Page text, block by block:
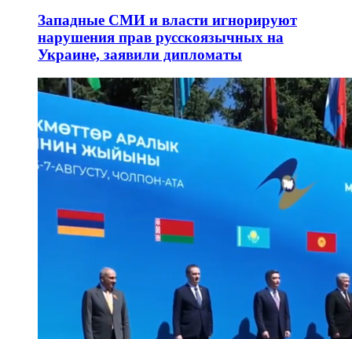
Западные СМИ и власти игнорируют
нарушения прав русскоязычных на
Украине, заявили дипломаты